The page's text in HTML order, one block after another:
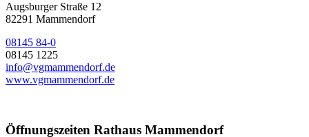
Augsburger Straße 12
82291 Mammendorf
08145 84-0
08145 1225
info@vgmammendorf.de
www.vgmammendorf.de
Öffnungszeiten Rathaus Mammendorf